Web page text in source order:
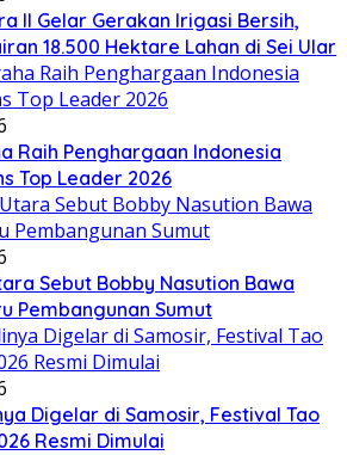
II Gelar Gerakan Irigasi Bersih,
18.500 Hektare Lahan di Sei Ular
Raih Penghargaan Indonesia
Top Leader 2026
Sebut Bobby Nasution Bawa
Pembangunan Sumut
Digelar di Samosir, Festival Tao
Resmi Dimulai